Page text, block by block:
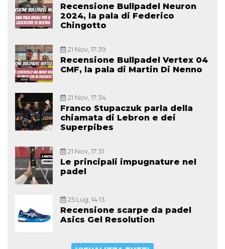
Recensione Bullpadel Neuron
2024, la pala di Federico
Chingotto
21 Nov, 17:39
Recensione Bullpadel Vertex 04
CMF, la pala di Martin Di Nenno
21 Nov, 17:34
Franco Stupaczuk parla della
chiamata di Lebron e dei
Superpibes
21 Nov, 17:31
Le principali impugnature nel
padel
25 Lug, 14:13
Recensione scarpe da padel
Asics Gel Resolution